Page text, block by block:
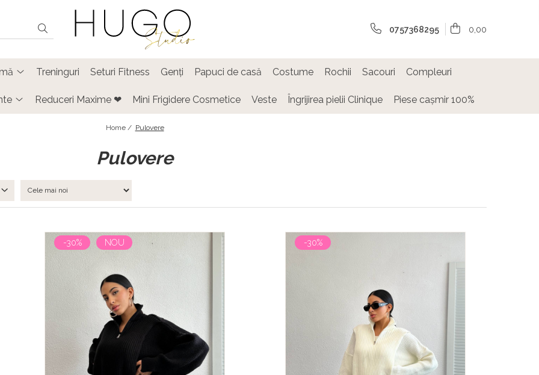
0757368295 0,00
Treninguri Seturi Fitness Genți Papuci de casă Costume Rochii Sacouri Compleuri
Reduceri Maxime ❤ Mini Frigidere Cosmetice Veste Îngrijirea pielii Clinique Piese cașmir 100%
Home / Pulovere
Pulovere
-30% NOU -30%